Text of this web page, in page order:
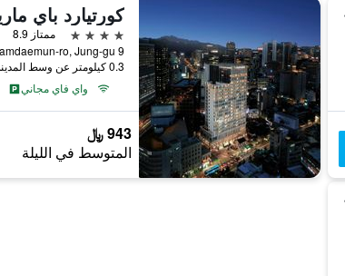
4 نجوم
ممتاز 8.9
9 Namdaemun-ro, Jung-gu, سيول, كوريا الجنوبية
0.3 كيلومتر عن وسط المدينة
واي فاي مجاني
943 ﷼
المتوسط في الليلة